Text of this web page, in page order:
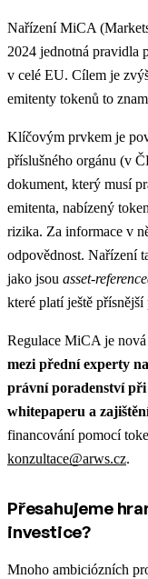
Nařízení MiCA
2024 jednotná pravidla
v celé EU. Cílem je
emitenty tokenů to
Klíčovým prvkem je
příslušného orgánu (v
dokument, který musí
emitenta, nabízený
rizika. Za informace v
odpovědnost. Nařízení
jako jsou asset-
které platí ještě přísnější
Regulace MiCA je
mezi přední experty
právní poradenství
whitepaperu a
financování pomocí
konzultace@arws.cz.
Přesahujeme
investice?
Mnoho ambiciózních